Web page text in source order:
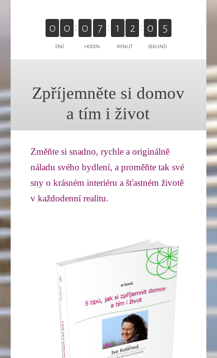
0 0
DNÍ
0 7
HODIN
1 2
MINUT
0 5
SEKUND
Zpříjemněte si domov
a tím i život
Změňte si snadno, rychle a originálně
náladu svého bydlení, a proměňte tak své
sny o krásném interiéru a šťastném životě
v každodenní realitu.